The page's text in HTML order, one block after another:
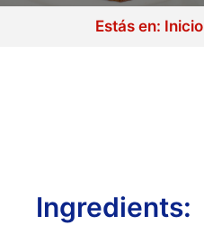
Estás en: Inicio
Ingredients: